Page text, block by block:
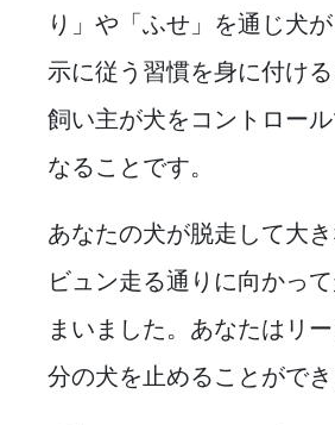
り」や「ふせ」を通じ犬
示に従う習慣を身に付け
飼い主が犬をコントロー
なることです。
あなたの犬が脱走して大
ビュン走る通りに向かっ
まいました。あなたはリ
分の犬を止めることがで